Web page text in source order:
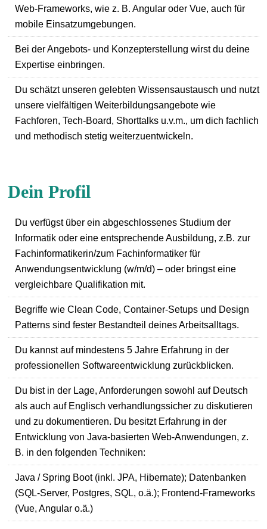
Web-Frameworks, wie z. B. Angular oder Vue, auch für
mobile Einsatzumgebungen.
Bei der Angebots- und Konzepterstellung wirst du deine
Expertise einbringen.
Du schätzt unseren gelebten Wissensaustausch und nutzt
unsere vielfältigen Weiterbildungsangebote wie
Fachforen, Tech-Board, Shorttalks u.v.m., um dich fachlich
und methodisch stetig weiterzuentwickeln.
Dein Profil
Du verfügst über ein abgeschlossenes Studium der
Informatik oder eine entsprechende Ausbildung, z.B. zur
Fachinformatikerin/zum Fachinformatiker für
Anwendungsentwicklung (w/m/d) – oder bringst eine
vergleichbare Qualifikation mit.
Begriffe wie Clean Code, Container-Setups und Design
Patterns sind fester Bestandteil deines Arbeitsalltags.
Du kannst auf mindestens 5 Jahre Erfahrung in der
professionellen Softwareentwicklung zurückblicken.
Du bist in der Lage, Anforderungen sowohl auf Deutsch
als auch auf Englisch verhandlungssicher zu diskutieren
und zu dokumentieren. Du besitzt Erfahrung in der
Entwicklung von Java-basierten Web-Anwendungen, z.
B. in den folgenden Techniken:
Java / Spring Boot (inkl. JPA, Hibernate); Datenbanken
(SQL-Server, Postgres, SQL, o.ä.); Frontend-Frameworks
(Vue, Angular o.ä.)